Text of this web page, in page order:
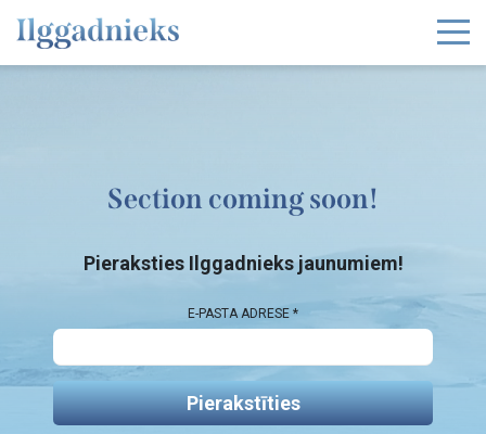
Section coming soon!
Pieraksties Ilggadnieks jaunumiem!
E-PASTA ADRESE *
Pierakstīties